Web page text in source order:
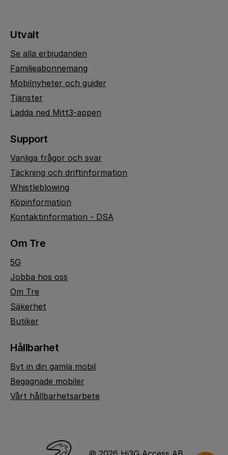
Utvalt
Se alla erbjudanden
Familjeabonnemang
Mobilnyheter och guider
Tjänster
Ladda ned Mitt3-appen
Support
Vanliga frågor och svar
Täckning och driftinformation
Whistleblowing
Köpinformation
Kontaktinformation - DSA
Om Tre
5G
Jobba hos oss
Om Tre
Säkerhet
Butiker
Hållbarhet
Byt in din gamla mobil
Begagnade mobiler
Vårt hållbarhetsarbete